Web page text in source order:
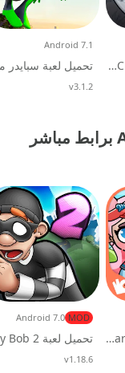
تحميل لعبة DEER HUNTER CLASSIC مهكرة للاندرويد
Android 7.1
v3.1.2
تحميل العاب مهكرة للاندرويد Apk برابط مباشر
تحميل لعبة Avatar World مهكرة 2026 للاندرويد
MOD
Android 7.0
v1.18.6